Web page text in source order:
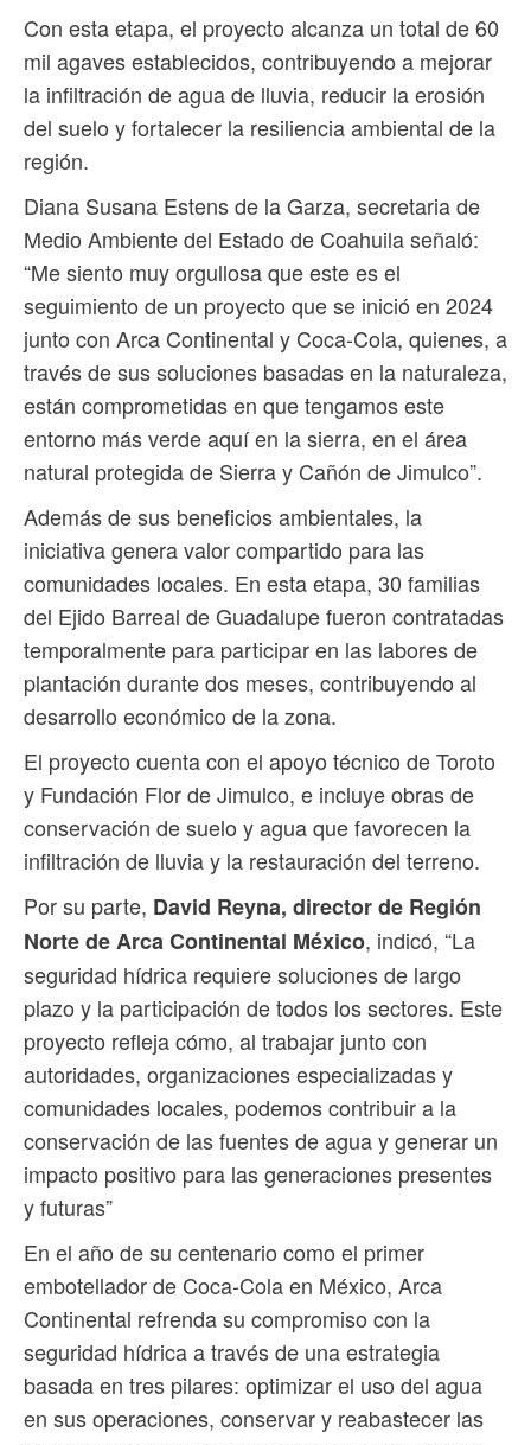
Con esta etapa, el proyecto alcanza un total de 60
mil agaves establecidos, contribuyendo a mejorar
la infiltración de agua de lluvia, reducir la erosión
del suelo y fortalecer la resiliencia ambiental de la
región.
Diana Susana Estens de la Garza, secretaria de
Medio Ambiente del Estado de Coahuila señaló:
“Me siento muy orgullosa que este es el
seguimiento de un proyecto que se inició en 2024
junto con Arca Continental y Coca-Cola, quienes, a
través de sus soluciones basadas en la naturaleza,
están comprometidas en que tengamos este
entorno más verde aquí en la sierra, en el área
natural protegida de Sierra y Cañón de Jimulco”.
Además de sus beneficios ambientales, la
iniciativa genera valor compartido para las
comunidades locales. En esta etapa, 30 familias
del Ejido Barreal de Guadalupe fueron contratadas
temporalmente para participar en las labores de
plantación durante dos meses, contribuyendo al
desarrollo económico de la zona.
El proyecto cuenta con el apoyo técnico de Toroto
y Fundación Flor de Jimulco, e incluye obras de
conservación de suelo y agua que favorecen la
infiltración de lluvia y la restauración del terreno.
Por su parte, David Reyna, director de Región
Norte de Arca Continental México, indicó, “La
seguridad hídrica requiere soluciones de largo
plazo y la participación de todos los sectores. Este
proyecto refleja cómo, al trabajar junto con
autoridades, organizaciones especializadas y
comunidades locales, podemos contribuir a la
conservación de las fuentes de agua y generar un
impacto positivo para las generaciones presentes
y futuras”
En el año de su centenario como el primer
embotellador de Coca-Cola en México, Arca
Continental refrenda su compromiso con la
seguridad hídrica a través de una estrategia
basada en tres pilares: optimizar el uso del agua
en sus operaciones, conservar y reabastecer las